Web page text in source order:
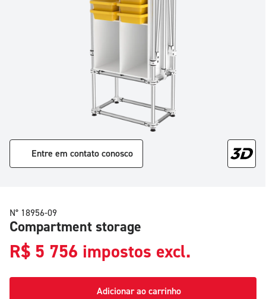
Entre em contato conosco
N° 18956-09
Compartment storage
R$ 5 756 impostos excl.
Adicionar ao carrinho